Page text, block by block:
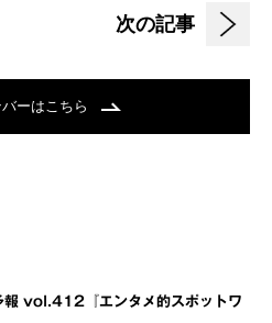
次の記事
ーはこちら
報 vol.412『エンタメ的スポットワ